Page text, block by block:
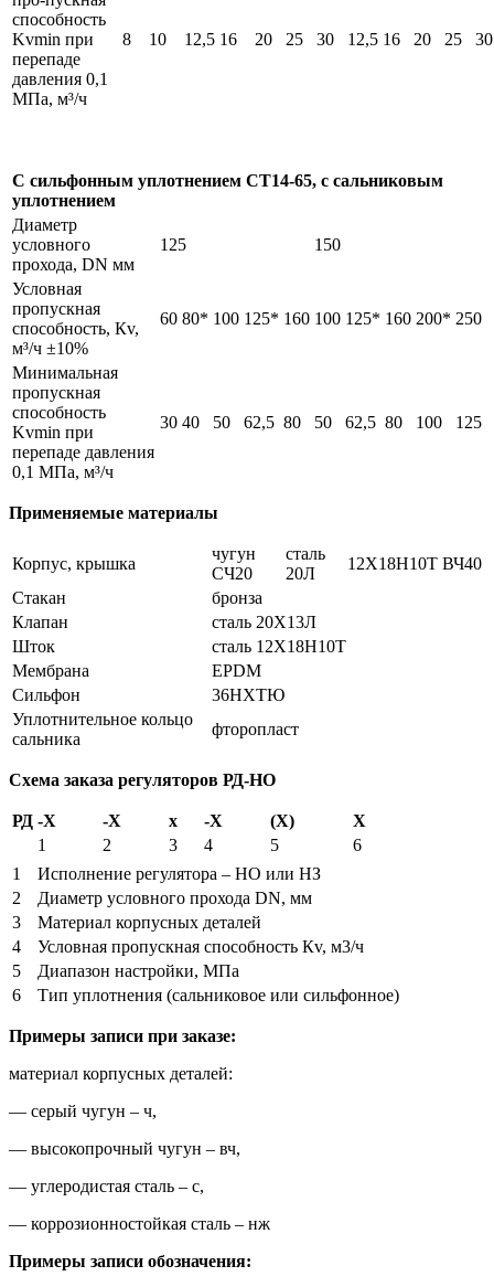
способность
Kvmin при
перепаде
давления 0,1
МПа, м³/ч
8 10 12,5 16 20 25 30 12,5 16 20 25 30
С сильфонным уплотнением СТ14-65, с сальниковым
уплотнением
Диаметр
условного
прохода, DN мм
125 150
Условная
пропускная
способность, Кv,
м³/ч ±10%
60 80* 100 125* 160 100 125* 160 200* 250
Минимальная
пропускная
способность
Kvmin при
перепаде давления
0,1 МПа, м³/ч
30 40 50 62,5 80 50 62,5 80 100 125
Применяемые материалы
Корпус, крышка
чугун
СЧ20
сталь
20Л
12Х18Н10Т ВЧ40
Стакан
бронза
Клапан
сталь 20Х13Л
Шток
сталь 12X18H10T
Мембрана
EPDM
Сильфон
36НХТЮ
Уплотнительное кольцо
сальника
фторопласт
Схема заказа регуляторов РД-НО
РД -Х -Х х -Х (Х)
Х
1
2 3 4 5
6
1
Исполнение регулятора – НО или НЗ
2
Диаметр условного прохода DN, мм
3
Материал корпусных деталей
4
Условная пропускная способность Кv, м3/ч
5
Диапазон настройки, МПа
6
Тип уплотнения (сальниковое или сильфонное)
Примеры записи при заказе:
материал корпусных деталей:
— серый чугун – ч,
— высокопрочный чугун – вч,
— углеродистая сталь – с,
— коррозионностойкая сталь – нж
Примеры записи обозначения: